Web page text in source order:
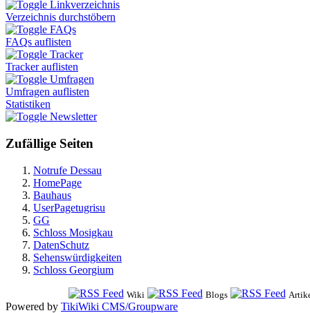
Linkverzeichnis
Verzeichnis durchstöbern
FAQs
FAQs auflisten
Tracker
Tracker auflisten
Umfragen
Umfragen auflisten
Statistiken
Newsletter
Zufällige Seiten
Notrufe Dessau
HomePage
Bauhaus
UserPagetugrisu
GG
Schloss Mosigkau
DatenSchutz
Sehenswürdigkeiten
Schloss Georgium
Wiki Blogs
Powered by TikiWiki CMS/Groupware